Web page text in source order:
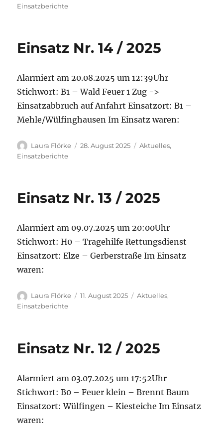
Einsatzberichte
Einsatz Nr. 14 / 2025
Alarmiert am 20.08.2025 um 12:39Uhr
Stichwort: B1 – Wald Feuer 1 Zug ->
Einsatzabbruch auf Anfahrt Einsatzort: B1 –
Mehle/Wülfinghausen Im Einsatz waren:
Autor
Laura Flörke
Veröffentlicht
28. August 2025 Kategorien
Aktuelles,
Einsatzberichte
Einsatz Nr. 13 / 2025
Alarmiert am 09.07.2025 um 20:00Uhr
Stichwort: H0 – Tragehilfe Rettungsdienst
Einsatzort: Elze – Gerberstraße Im Einsatz
waren:
Autor
Laura Flörke
Veröffentlicht
11. August 2025 Kategorien
Aktuelles,
Einsatzberichte
Einsatz Nr. 12 / 2025
Alarmiert am 03.07.2025 um 17:52Uhr
Stichwort: B0 – Feuer klein – Brennt Baum
Einsatzort: Wülfingen – Kiesteiche Im Einsatz
waren: